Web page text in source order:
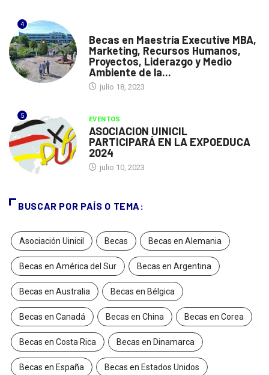
4
Becas en Maestría Executive MBA,
Marketing, Recursos Humanos,
Proyectos, Liderazgo y Medio
Ambiente de la...
julio 18, 2023
5 EVENTOS
ASOCIACION UINICIL
PARTICIPARÁ EN LA EXPOEDUCA
2024
julio 10, 2023
BUSCAR POR PAÍS O TEMA:
Asociación Uinicil Becas Becas en Alemania
Becas en América del Sur Becas en Argentina
Becas en Australia Becas en Bélgica
Becas en Canadá Becas en China Becas en Corea
Becas en Costa Rica Becas en Dinamarca
Becas en España Becas en Estados Unidos